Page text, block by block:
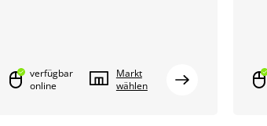
verfügbar
online
Markt
wählen